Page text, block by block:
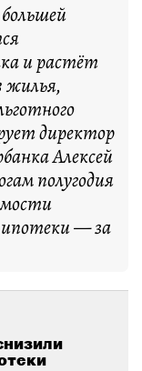
и растёт
жилья,
директор
Алексей
полугодия
ипотеки — за